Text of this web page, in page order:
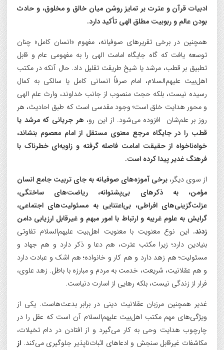
ادبیات قرآن و عترت بر تمایز روشن میان خالق و مخلوق، و حادث
بودن عالم و ربوبیت مطلق الهی تأکید دارد.
همچنین در برخی تقریرهای صوفیانه، مفهوم «انسان کامل» چنان
توسعه یافت که گاه جایگاه امامت الهی را به مفهومی عام و قابل
تطبیق بر قطب، مرشد یا شیخ طریقت تقلیل داد. حال آنکه در مکتب
اهل‌بیت علیهم‌السلام، امام صرفاً انسانی کامل یا سالکی به کمال
رسیده نیست، بلکه حجت منصوب از جانب خداوند، وارث علم الهی
و محور هدایت خلق است؛ وجود مقدسی است که طبق احادیث، هر
روز بر علم‌شان افزوده می‌شود. از این رو، هر جریانی که مرشد یا
قطب را در جایگاه مرجع معنوی مستقل از امام معصوم بنشاند،
خواه‌ناخواه از حقیقت امامت فاصله گرفته و زاویه‌ای خطرناک با
فرهنگ غدیر پیدا کرده است.
از سوی دیگر، برخی آموزه‌های صوفیانه به جای تربیت جامع انسان
مؤمن، به ذکرهای بی‌پشتوانه، ریاضت‌های ساختگی،
عزلت‌گزینی‌های افراطی، بی‌اعتنایی به مسئولیت‌های اجتماعی،
گرایش به علوم غریبه و ارتباط با امور مبهم و غیرقابل ارزیابی دامن
زدند. این نوع معنویت با معنویت اهل‌بیت علیهم‌السلام تفاوتی
بنیادین دارد؛ زیرا مکتب عترت، هم دعا و ذکر دارد و هم جهاد و
مسئولیت؛ هم زهد دارد و هم کار و خانواده؛ هم اشک و عبادت دارد
و هم عقلانیت، شریعت، خدمت به مردم و مبارزه با باطل. زهد علوی،
فرار از زندگی نیست، بلکه رهایی از اسارت دنیاست.
غدیر همچنین مرزبان عقلانیت دینی در برابر بدعت‌هاست. یکی از
ویژگی‌های مهم مکتب اهل‌بیت علیهم‌السلام آن است که عقل را در
چارچوب هدایت وحی به کار می‌گیرد و از افتادن در دام تخیلات،
مکاشفات غیرقابل سنجش و ادعاهای اثبات‌ناپذیر جلوگیری می‌کند. از